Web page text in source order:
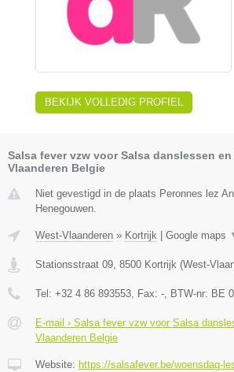
BEKIJK VOLLEDIG PROFIEL
Salsa fever vzw voor Salsa danslessen
Vlaanderen Belgie
Niet gevestigd in de plaats Peronnes lez
Henegouwen.
West-Vlaanderen » Kortrijk Google maps
Stationsstraat 09, 8500 Kortrijk (West-
Tel: +32 4 86 893553, Fax: -, BTW-nr: BE
E-mail › Salsa fever vzw voor Salsa
Vlaanderen Belgie
Website: https://salsafever.be/woensdag-